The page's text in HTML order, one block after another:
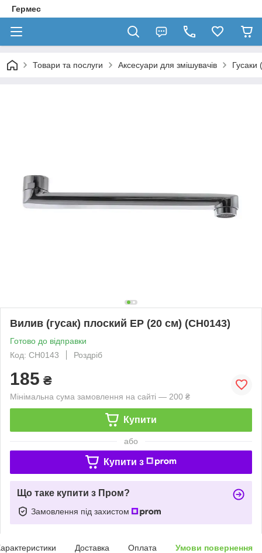
Гермес
Товари та послуги Аксесуари для змішувачів Гусаки
Вилив (гусак) плоский EP (20 см) (CH0143)
Готово до відправки
Код: CH0143
Роздріб
185 ₴
Мінімальна сума замовлення на сайті — 200 ₴
Купити
або
Купити з
Що таке купити з Пром?
Замовлення під захистом
Доставка Оплата Умови повернення